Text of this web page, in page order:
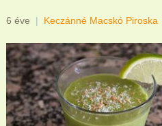
6 éve | Keczánné Macskó Piroska